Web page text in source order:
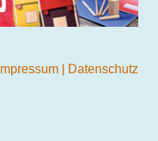
Impressum Datenschutz